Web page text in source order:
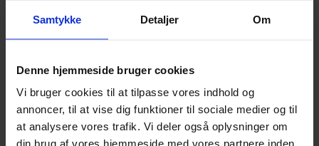
Samtykke Detaljer Om
Denne hjemmeside bruger cookies
Vi bruger cookies til at tilpasse vores indhold og
annoncer, til at vise dig funktioner til sociale medier og til
at analysere vores trafik. Vi deler også oplysninger om
din brug af vores hjemmeside med vores partnere inden
Mobilt bredbånd
Med en mobil Wi-Fi-router kan forbindelsen
vise "aktiv" selvom der ikke er data tilbage,